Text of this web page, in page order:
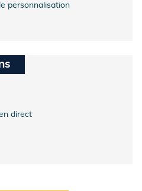
personnalisation
direct